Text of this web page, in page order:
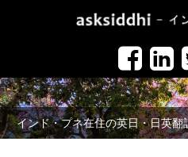
インド・プネ在住の英日・日英